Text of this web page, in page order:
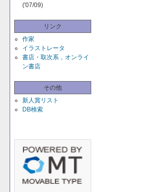
('07/09)
リンク
作家
イラストレータ
書店・取次系，オンライ
ン書店
その他
新人賞リスト
DB検索